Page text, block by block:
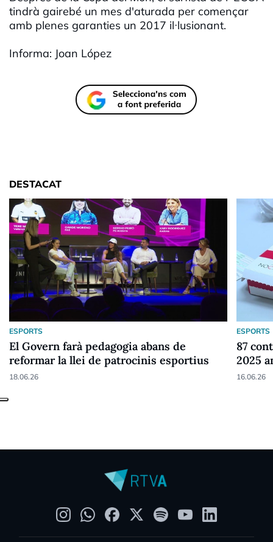
tindrà gairebé un mes d'aturada per començar
amb plenes garanties un 2017 il·lusionant.
Informa: Joan López
DESTACAT
ESPORTS
El Govern farà pedagogia abans de
reformar la llei de patrocinis esportius
18.06.26
ESPORTS
87
2025
16.06.26